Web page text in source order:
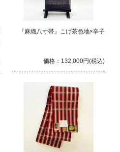
『麻織八寸帯』こげ茶色地×辛子
価格：132,000円(税込)